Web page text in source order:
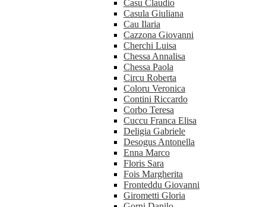
Casu Claudio
Casula Giuliana
Cau Ilaria
Cazzona Giovanni
Cherchi Luisa
Chessa Annalisa
Chessa Paola
Circu Roberta
Coloru Veronica
Contini Riccardo
Corbo Teresa
Cuccu Franca Elisa
Deligia Gabriele
Desogus Antonella
Enna Marco
Floris Sara
Fois Margherita
Fronteddu Giovanni
Girometti Gloria